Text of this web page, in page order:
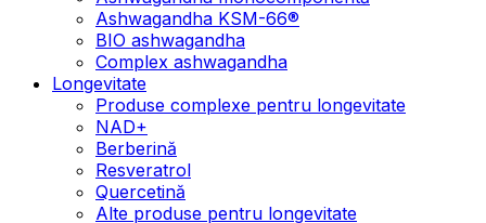
Ashwagandha KSM-66®
BIO ashwagandha
Complex ashwagandha
Longevitate
Produse complexe pentru longevitate
NAD+
Berberină
Resveratrol
Quercetină
Alte produse pentru longevitate